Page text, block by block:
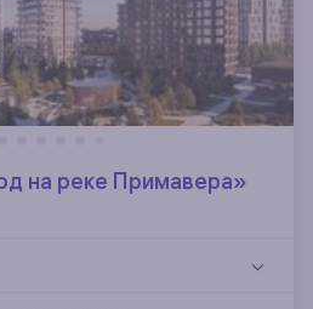
на реке Примавера»